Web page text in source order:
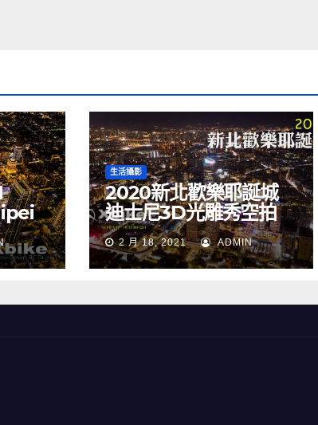
生活攝影
2020新北歡樂耶誕城
迪士尼3D光雕秀空拍
NEW TAIPEI CITY
TAIWAN drone
Merry Christmas
TAIWAN
2 月 18, 2021 ADMIN